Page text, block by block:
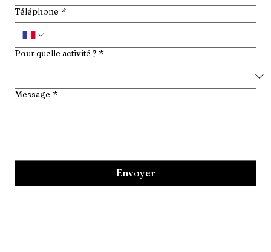
Téléphone *
Pour quelle activité ? *
Message *
Envoyer